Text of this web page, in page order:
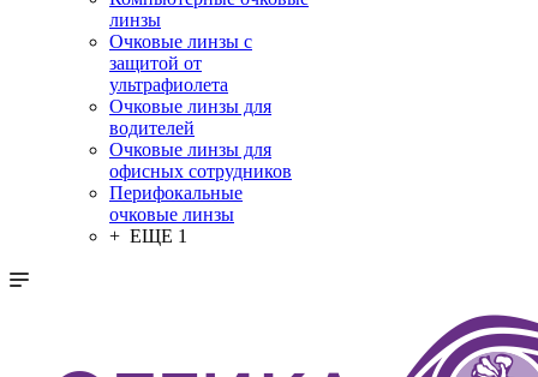
линзы
Очковые линзы с
защитой от
ультрафиолета
Очковые линзы для
водителей
Очковые линзы для
офисных сотрудников
Перифокальные
очковые линзы
+ ЕЩЕ 1